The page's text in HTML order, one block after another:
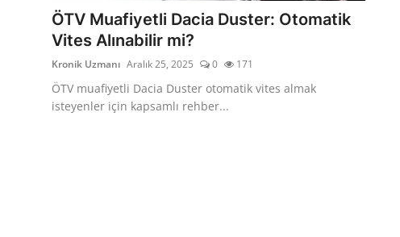
Aydınlatma & Görüş
Şanzıman & Aktarma
Dizel Sistemler
Multimedya & Elektronik
ÖTV Muafiyetli Dacia Duster: Otomatik
Vites Alınabilir mi?
Kronik Uzmanı Aralık 25, 2025 0 171
ÖTV muafiyetli Dacia Duster otomatik vites almak
isteyenler için kapsamlı rehber...